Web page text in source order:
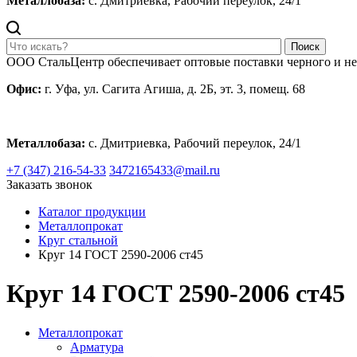
Поиск
ООО СтальЦентр обеспечивает оптовые поставки черного и
Офис: г. Уфа, ул. Сагита Агиша, д. 2Б, эт. 3, помещ. 68
Металлобаза: с. Дмитриевка, Рабочий переулок, 24/1
+7 (347) 216-54-33 3472165433@mail.ru
Заказать звонок
Каталог продукции
Металлопрокат
Круг стальной
Круг 14 ГОСТ 2590-2006 ст45
Круг 14 ГОСТ 2590-2006 ст45
Металлопрокат
Арматура